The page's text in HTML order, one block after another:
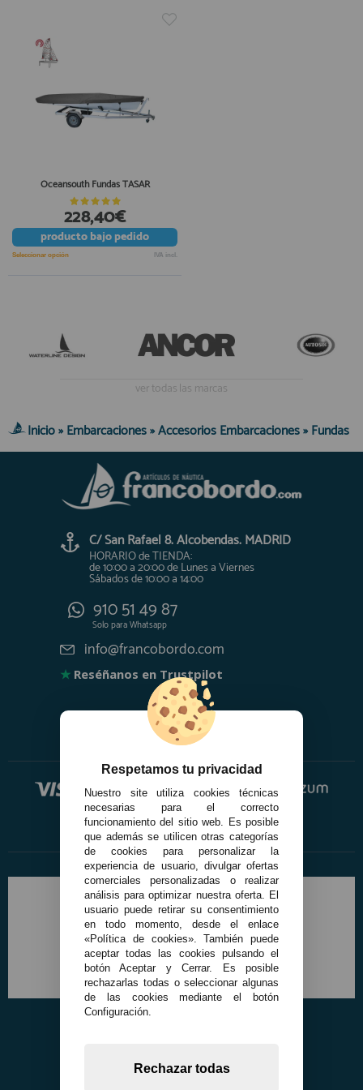
Oceansouth Fundas TASAR
228,40€
productobajo pedido
Seleccionar opción IVA incl.
ver todas las marcas
Inicio»Embarcaciones»Accesorios Embarcaciones»Fundas
C/ San Rafael 8. Alcobendas. MADRID
HORARIO de TIENDA:
de 10:00 a 20:00 de Lunes a Viernes
Sábados de 10:00 a 14:00
910 51 49 87
Solo paraWhatsapp
info@francobordo.com
★ Reséñanos en Trustpilot
Respetamos tu privacidad
Nuestro site utiliza cookies técnicas
necesarias para el correcto
funcionamiento del sitio web. Es posible
que además se utilicen otras categorías
de cookies para personalizar la
experiencia de usuario, divulgar ofertas
comerciales personalizadas o realizar
análisis para optimizar nuestra oferta. El
usuario puede retirar su consentimiento
en todo momento, desde el enlace
«Política de cookies». También puede
aceptar todas las cookies pulsando el
botón Aceptar y Cerrar. Es posible
rechazarlas todas o seleccionar algunas
de las cookies mediante el botón
Configuración.
Rechazar todas